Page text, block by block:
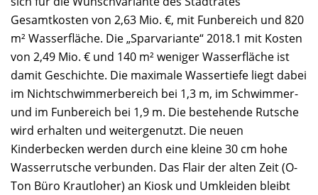
Gesamtkosten von 2,63 Mio. €, mit Funbereich und 820
m² Wasserfläche. Die „Sparvariante“ 2018.1 mit Kosten
von 2,49 Mio. € und 140 m² weniger Wasserfläche ist
damit Geschichte. Die maximale Wassertiefe liegt dabei
im Nichtschwimmerbereich bei 1,3 m, im Schwimmer-
und im Funbereich bei 1,9 m. Die bestehende Rutsche
wird erhalten und weitergenutzt. Die neuen
Kinderbecken werden durch eine kleine 30 cm hohe
Wasserrutsche verbunden. Das Flair der alten Zeit (O-
Ton Büro Krautloher) an Kiosk und Umkleiden bleibt